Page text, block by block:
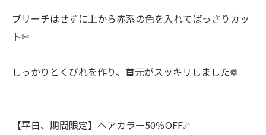
ブリーチはせずに上から赤系の色を入れてばっさりカッ
ト✄
しっかりとくびれを作り、首元がスッキリしました❁
【平日、期間限定】ヘアカラー50％OFF☄︎